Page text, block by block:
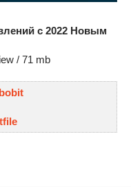
с 2022 Новым
/ 71 mb